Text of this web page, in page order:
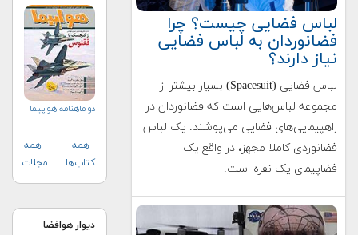
لباس فضایی چیست؟ چرا
فضانوردان به لباس فضایی
نیاز دارند؟
لباس فضایی (Spacesuit) بسیار بیشتر از
مجموعه لباس‌هایی است که فضانوردان در
راهپیمایی‌های فضایی می‌پوشند. یک لباس
فضانوردی کاملا مجهز، در واقع یک
فضاپیمای یک نفره است.
دو ماهنامه هواپيما
همه
کتاب‌ها
همه
مجلات
دیوار هوافضا